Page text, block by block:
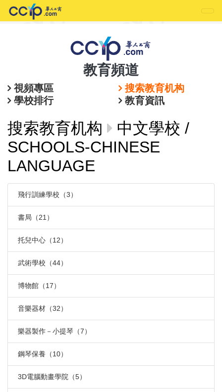
教育頻道
視頻專區
搜索教育机构
學校排行
教育資訊
搜索教育机构
中文學校 /
SCHOOLS-CHINESE
LANGUAGE
飛行訓練學校（3）
書局（21）
托兒中心（12）
武術學校（44）
博物館（17）
音樂器材（32）
樂器製作－小提琴（7）
鋼琴保養（10）
3D電腦動畫學院（5）